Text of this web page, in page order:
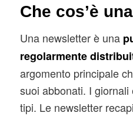
Che cos’è
Una newsletter è una
regolarmente
argomento principale
suoi abbonati. I
tipi. Le newsletter